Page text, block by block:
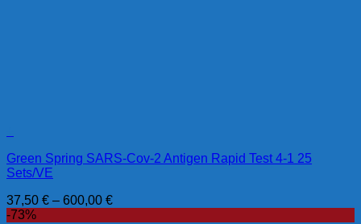
Green Spring SARS-Cov-2 Antigen Rapid Test 4-1 25
Sets/VE
37,50 € – 600,00 €
-73%